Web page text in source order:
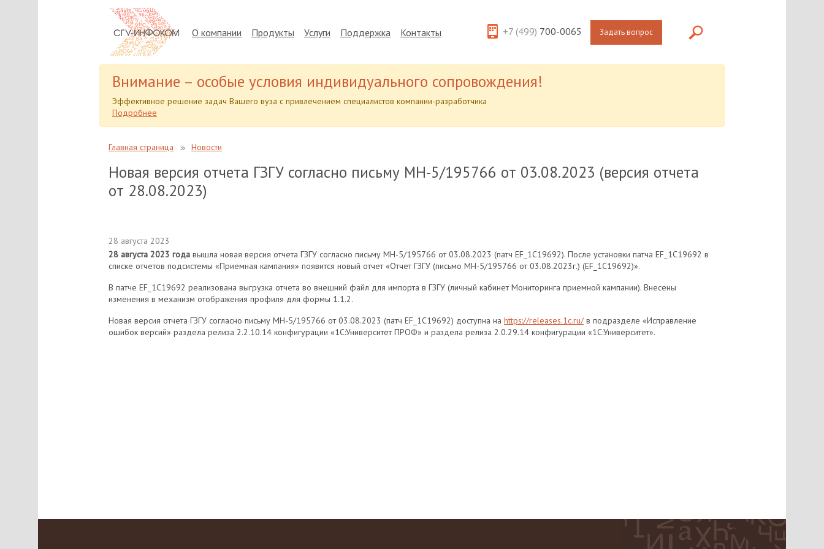
О компании Продукты Услуги Поддержка Контакты +7 (499) 700-0065 Задать вопрос
Внимание – особые условия индивидуального сопровождения!
Эффективное решение задач Вашего вуза с привлечением специалистов компании-разработчика
Подробнее
Главная страница Новости
Новая версия отчета ГЗГУ согласно письму МН-5/195766 от 03.08.2023 (версия отчета
от 28.08.2023)
28 августа 2023
28 августа 2023 года вышла новая версия отчета ГЗГУ согласно письму МН-5/195766 от 03.08.2023 (патч EF_1C19692). После установки патча EF_1C19692 в
списке отчетов подсистемы «Приемная кампания» появится новый отчет «Отчет ГЗГУ (письмо МН-5/195766 от 03.08.2023г.) (EF_1C19692)».
В патче EF_1C19692 реализована выгрузка отчета во внешний файл для импорта в ГЗГУ (личный кабинет Мониторинга приемной кампании). Внесены
изменения в механизм отображения профиля для формы 1.1.2.
Новая версия отчета ГЗГУ согласно письму МН-5/195766 от 03.08.2023 (патч EF_1C19692) доступна на https://releases.1c.ru/в подразделе «Исправление
ошибок версий» раздела релиза 2.2.10.14 конфигурации «1С:Университет ПРОФ» и раздела релиза 2.0.29.14 конфигурации «1С:Университет».